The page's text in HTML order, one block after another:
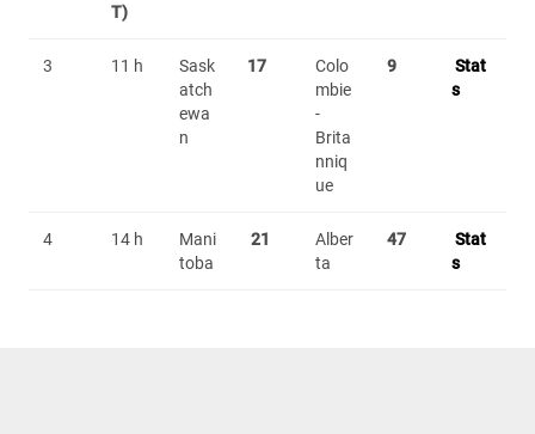
T)
3 11 h
Sask
atch
ewa
n
17
Colo
mbie
-
Brita
nniq
ue
9
Stat
s
4 14 h
Mani
toba
21
Alber
ta
47
Stat
s